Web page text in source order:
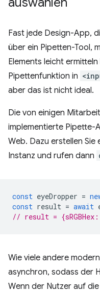
Fast jede Design-App,
über ein Pipetten-Tool,
Elements leicht
Pipettenfunktion in
aber das ist nicht ideal.
Die von einigen
implementierte Pipette-
Web. Dazu erstellen Sie
Instanz und rufen dann
const eyeDropper =
const result = await
// result =
Wie viele andere
asynchron, sodass der
Wenn der Nutzer auf